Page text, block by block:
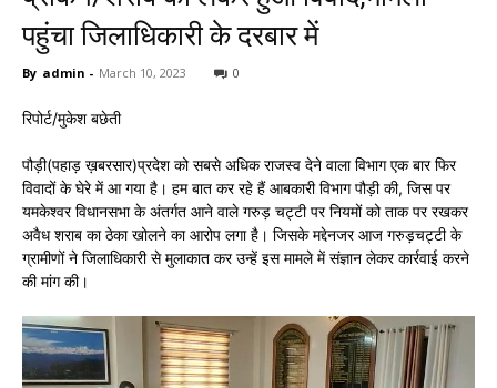
पहुंचा जिलाधिकारी के दरबार में
By admin - March 10, 2023 0
रिपोर्ट/मुकेश बछेती
पौड़ी(पहाड़ ख़बरसार)प्रदेश को सबसे अधिक राजस्व देने वाला विभाग एक बार फिर
विवादों के घेरे में आ गया है। हम बात कर रहे हैं आबकारी विभाग पौड़ी की, जिस पर
यमकेश्वर विधानसभा के अंतर्गत आने वाले गरुड़ चट्टी पर नियमों को ताक पर रखकर
अवैध शराब का ठेका खोलने का आरोप लगा है। जिसके मद्देनजर आज गरुड़चट्टी के
ग्रामीणों ने जिलाधिकारी से मुलाकात कर उन्हें इस मामले में संज्ञान लेकर कार्रवाई करने
की मांग की।